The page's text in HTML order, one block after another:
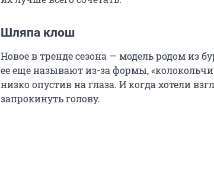
Шляпа клош
Новое в тренде сезона — модель родом из
ее еще называют из-за формы,
низко опустив на глаза. И когда хотели
запрокинуть голову.